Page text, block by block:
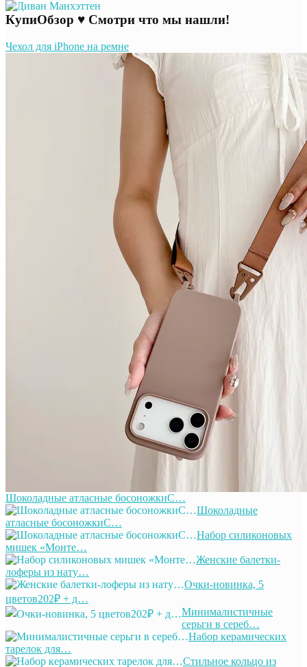
КупиОбзор ♥ Смотри что мы нашли!
Чехол для iPhone на ремне
Шоколадные атласные босоножкиС…
Шоколадные
атласные босоножкиС…
Набор силиконовых
мишек «Монте…
Женские балетки-
лоферы из нату…
Очки-новинка, 5
цветов202₽ + д…
Минималистичные
серьги в сереб…
Набор керамических
тарелок для…
Стильное кольцо из